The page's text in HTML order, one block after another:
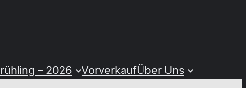
– 2026 VorverkaufÜber Uns